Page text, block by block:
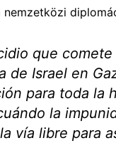
nemzetközi
que
de Israel en
para toda la
la
vía libre para